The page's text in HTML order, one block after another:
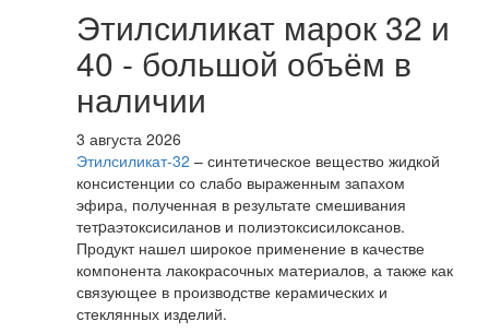
Этилсиликат марок 32 и
40 - большой объём в
наличии
3 августа 2026
Этилсиликат-32 – синтетическое вещество жидкой
консистенции со слабо выраженным запахом
эфира, полученная в результате смешивания
тетpаэтоксисиланов и полиэтоксисилоксанов.
Продукт нашел широкое применение в качестве
компонента лакокрасочных материалов, а также как
связующее в производстве керамических и
стеклянных изделий.